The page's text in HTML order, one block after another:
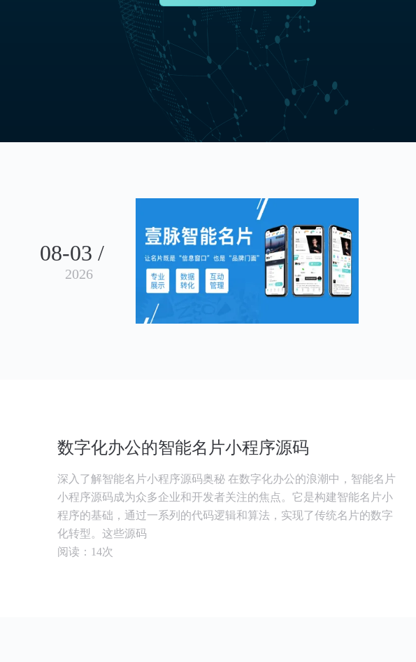
08-03 /
2026
数字化办公的智能名片小程序源码
深入了解智能名片小程序源码奥秘 在数字化办公的浪潮中，智能名片
小程序源码成为众多企业和开发者关注的焦点。它是构建智能名片小
程序的基础，通过一系列的代码逻辑和算法，实现了传统名片的数字
化转型。这些源码
阅读：14次